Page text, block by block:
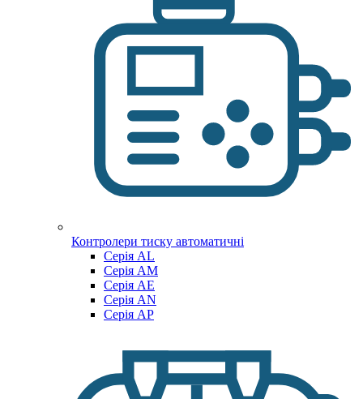
Контролери тиску автоматичні
Cерія AL
Cерія AM
Серія AE
Серія AN
Серія AP